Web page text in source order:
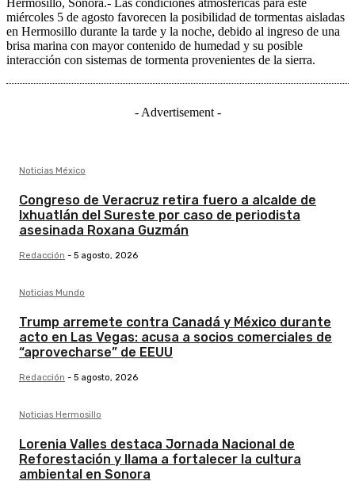
Hermosillo, Sonora.- Las condiciones atmosféricas para este
miércoles 5 de agosto favorecen la posibilidad de tormentas aisladas
en Hermosillo durante la tarde y la noche, debido al ingreso de una
brisa marina con mayor contenido de humedad y su posible
interacción con sistemas de tormenta provenientes de la sierra.
- Advertisement -
Noticias México
Congreso de Veracruz retira fuero a alcalde de
Ixhuatlán del Sureste por caso de periodista
asesinada Roxana Guzmán
Redacción - 5 agosto, 2026
Noticias Mundo
Trump arremete contra Canadá y México durante
acto en Las Vegas: acusa a socios comerciales de
“aprovecharse” de EEUU
Redacción - 5 agosto, 2026
Noticias Hermosillo
Lorenia Valles destaca Jornada Nacional de
Reforestación y llama a fortalecer la cultura
ambiental en Sonora